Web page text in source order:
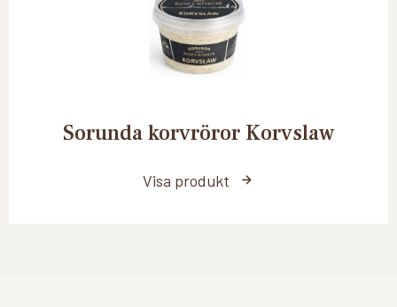
Sorunda korvröror Korvslaw
Visa produkt